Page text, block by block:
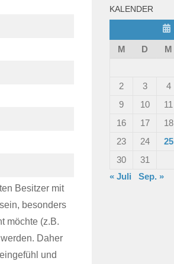
Besitzer mit
besonders
möchte (z.B.
Daher
und
KALENDER
M
D M
2
3 4
9
10 11
16
17 18
23
24 25
30
31
« Juli
Sep. »